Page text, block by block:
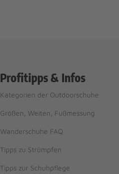
Profitipps & Infos
Kategorien der Outdoorschuhe
Größen, Weiten, Fußmessung
Wanderschuhe FAQ
Tipps zu Strümpfen
Tipps zur Schuhpflege